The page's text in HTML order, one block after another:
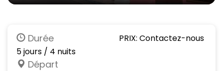
Durée
5 jours / 4 nuits
Départ
PRIX: Contactez-nous